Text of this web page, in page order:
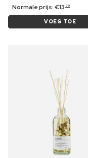
Normale prijs:€13 99
VOEG TOE